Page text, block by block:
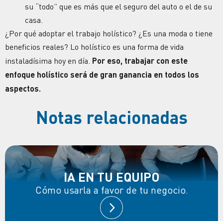
su “todo” que es más que el seguro del auto o el de su
casa.
¿Por qué adoptar el trabajo holístico? ¿Es una moda o tiene
beneficios reales? Lo holístico es una forma de vida
instaladísima hoy en día. Por eso, trabajar con este
enfoque holístico será de gran ganancia en todos los
aspectos.
Notas relacionadas
IA EN TU EQUIPO
Cómo usarla a favor de tu negocio.